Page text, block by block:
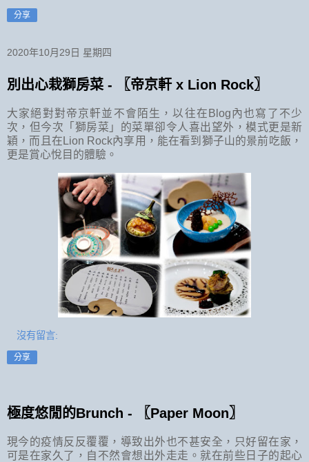
分享
2020年10月29日 星期四
別出心栽獅房菜 - 〖帝京軒 x Lion Rock〗
大家絕對對帝京軒並不會陌生，以往在Blog內也寫了不少
次，但今次「獅房菜」的菜單卻令人喜出望外，模式更是新
穎，而且在Lion Rock內享用，能在看到獅子山的景前吃飯，
更是賞心悅目的體驗。
沒有留言:
分享
極度悠閒的Brunch - 〖Paper Moon〗
現今的疫情反反覆覆，導致出外也不甚安全，只好留在家，
可是在家久了，自不然會想出外走走。就在前些日子的起心